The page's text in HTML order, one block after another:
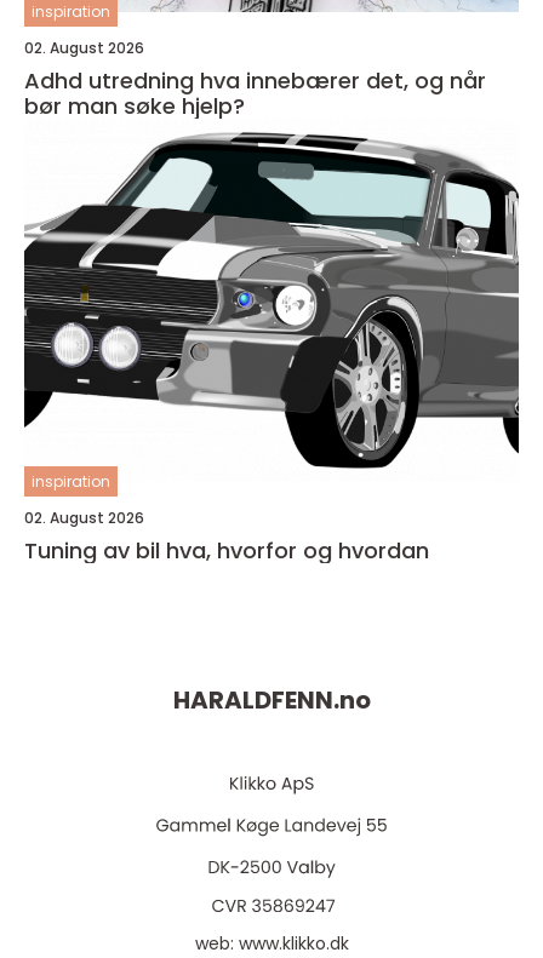
inspiration
02. August 2026
Adhd utredning hva innebærer det, og når
bør man søke hjelp?
inspiration
02. August 2026
Tuning av bil hva, hvorfor og hvordan
HARALDFENN.no
web: www.klikko.dk